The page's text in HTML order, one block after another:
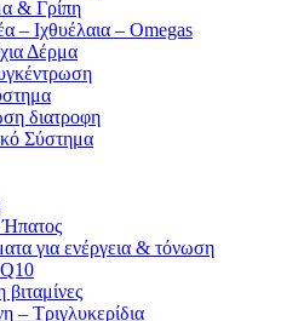
& Γρίπη
– Ιχθυέλαια – Omegas
Δέρμα
διατροφη
Σύστημα
για ενέργεια & τόνωση
– Τριγλυκερίδια